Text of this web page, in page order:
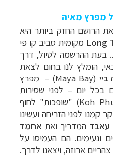
מפרץ מאיה
את הרושם החזק ביותר היא
Long מקומית סביב קו פי
בעת ההרשמה לטיול, דרך
הומלץ לנו בחום לצאת
ביי (
Maya Bay
)
–מפרץ
בכל יום– לפני שסירות
Koh) "שופכות" לחוף
קמנו לפני הזריחה ועשינו
עאבד המדריך ואת אחמד
ונעימים. הם העמיסו על
ארוזה, ויצאנו לדרך.